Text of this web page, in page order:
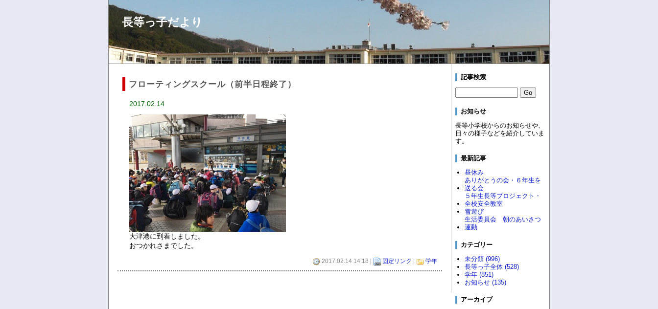
長等っ子だより
フローティングスクール（前半日程終了）
2017.02.14
大津港に到着しました。
おつかれさまでした。
2017.02.14 14:18 | 固定リンク 学年
記事検索
お知らせ
長等小学校からのお知らせや、
日々の様子などを紹介していま
す。
最新記事
昼休み
ありがとうの会・６年生を
送る会
５年生長等プロジェクト・
全校安全教室
雪遊び
生活委員会 朝のあいさつ
運動
カテゴリー
未分類 (996)
長等っ子全体 (528)
学年 (851)
お知らせ (135)
アーカイブ